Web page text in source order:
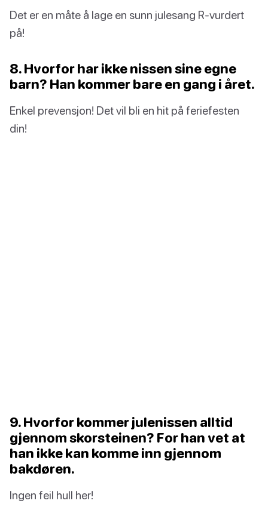
Det er en måte å lage en sunn julesang R-vurdert
på!
8. Hvorfor har ikke nissen sine egne
barn? Han kommer bare en gang i året.
Enkel prevensjon! Det vil bli en hit på feriefesten
din!
9. Hvorfor kommer julenissen alltid
gjennom skorsteinen? For han vet at
han ikke kan komme inn gjennom
bakdøren.
Ingen feil hull her!